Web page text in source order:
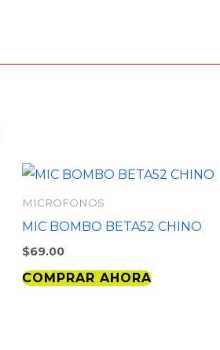
MICROFONOS
MIC BOMBO BETA52 CHINO
$69.00
COMPRAR AHORA